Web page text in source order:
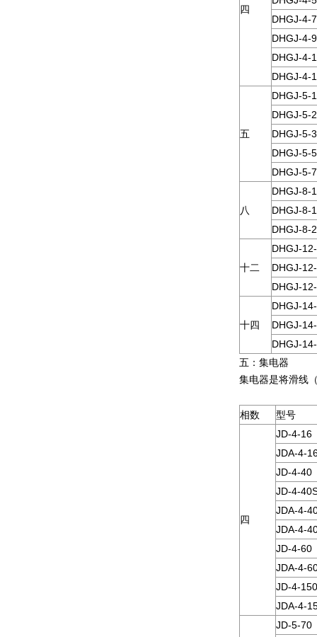
四
DHGJ-4-
DHGJ-4-
DHGJ-4-
DHGJ-4-
五
DHGJ-5-
DHGJ-5-
DHGJ-5-
DHGJ-5-
DHGJ-5-
八
DHGJ-8-
DHGJ-8-
DHGJ-8-
十二
DHGJ-
DHGJ-
DHGJ-
十四
DHGJ-
DHGJ-
DHGJ-
五：集电器
集电器是将滑线
相数 型号
四
JD-4-16
JDA-4-
JD-4-40
JD-4-
JDA-4-
JDA-4-
JD-4-60
JDA-4-
JD-4-
JDA-4-
JD-5-70